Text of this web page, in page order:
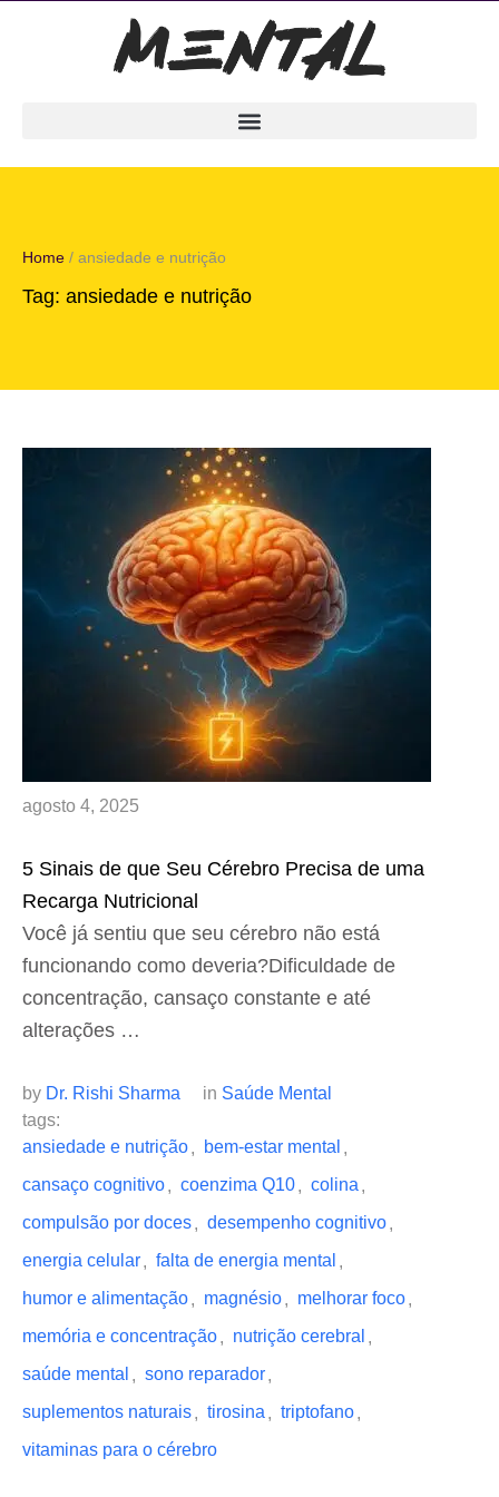
Home / ansiedade e nutrição
Tag: ansiedade e nutrição
agosto 4, 2025
5 Sinais de que Seu Cérebro Precisa de uma
Recarga Nutricional
Você já sentiu que seu cérebro não está
funcionando como deveria?Dificuldade de
concentração, cansaço constante e até
alterações …
by Dr. Rishi Sharma in Saúde Mental
tags:
ansiedade e nutrição, bem-estar mental ,
cansaço cognitivo, coenzima Q10, colina ,
compulsão por doces, desempenho cognitivo,
energia celular, falta de energia mental ,
humor e alimentação, magnésio, melhorar foco,
memória e concentração, nutrição cerebral ,
saúde mental , sono reparador,
suplementos naturais, tirosina , triptofano,
vitaminas para o cérebro